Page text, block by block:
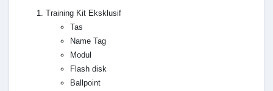
Training Kit Eksklusif
Tas
Name Tag
Modul
Flash disk
Ballpoint